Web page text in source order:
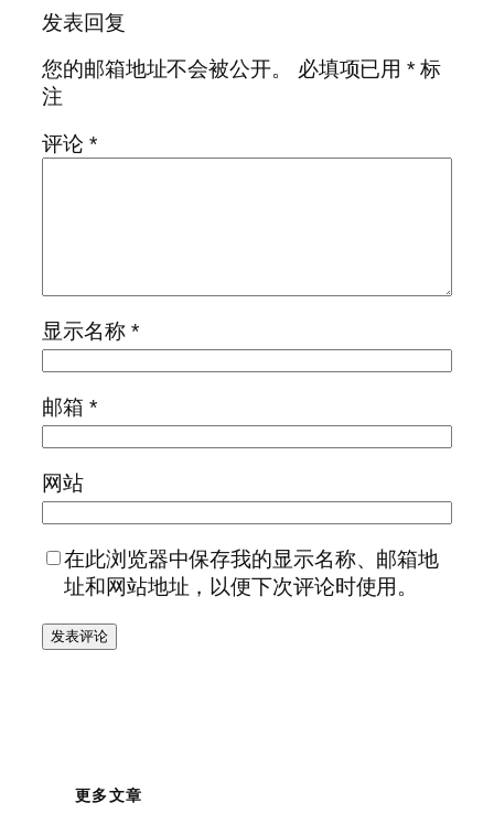
发表回复
您的邮箱地址不会被公开。
必填项已用* 标
注
评论 *
显示名称 *
邮箱 *
网站
在此浏览器中保存我的显示名称、邮箱地
址和网站地址，以便下次评论时使用。
更多文章